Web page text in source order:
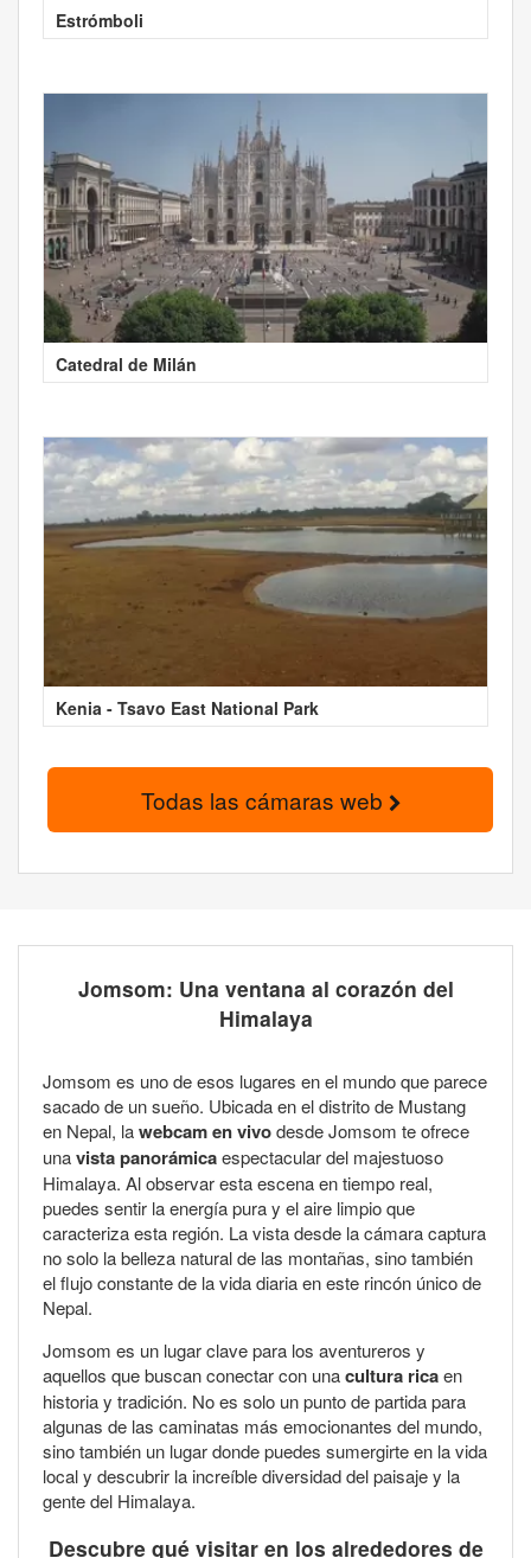
Estrómboli
Catedral de Milán
Kenia - Tsavo East National Park
Todas las cámaras web
Jomsom: Una ventana al corazón del
Himalaya
Jomsom es uno de esos lugares en el mundo que parece
sacado de un sueño. Ubicada en el distrito de Mustang
en Nepal, lawebcam en vivodesde Jomsom te ofrece
unavista panorámicaespectacular del majestuoso
Himalaya. Al observar esta escena en tiempo real,
puedes sentir la energía pura y el aire limpio que
caracteriza esta región. La vista desde la cámara captura
no solo la belleza natural de las montañas, sino también
el flujo constante de la vida diaria en este rincón único de
Nepal.
Jomsom es un lugar clave para los aventureros y
aquellos que buscan conectar con unacultura ricaen
historia y tradición. No es solo un punto de partida para
algunas de las caminatas más emocionantes del mundo,
sino también un lugar donde puedes sumergirte en la vida
local y descubrir la increíble diversidad del paisaje y la
gente del Himalaya.
Descubre qué visitar en los alrededores de